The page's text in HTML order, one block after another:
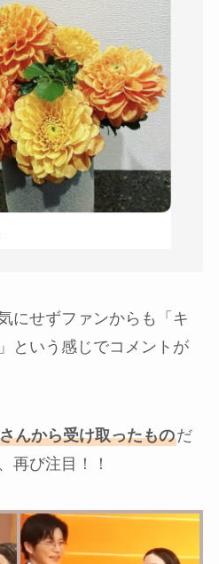
にせずファンからも「キ
という感じでコメントが
んから受け取ったものだ
再び注目！！